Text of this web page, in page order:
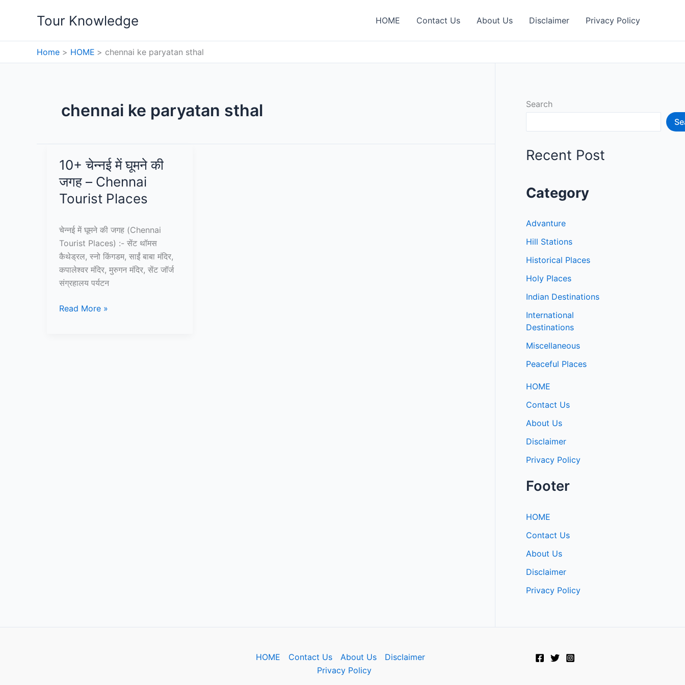
Tour Knowledge HOME Contact Us About Us Disclaimer Privacy Policy
Home HOME chennai ke paryatan sthal
chennai ke paryatan sthal
10+ चेन्नई में घूमने की
जगह – Chennai
Tourist Places
चेन्नई में घूमने की जगह (Chennai
Tourist Places) :- सेंट थॉमस
कैथेड्रल, स्नो किंगडम, साईं बाबा मंदिर,
कपालेश्वर मंदिर, मुरुगन मंदिर, सेंट जॉर्ज
संग्रहालय पर्यटन
10+
Read More »
Search
Recent Post
Category
Advanture
Hill Stations
Historical Places
Holy Places
Indian Destinations
International
Destinations
Miscellaneous
Peaceful Places
HOME
Contact Us
About Us
Disclaimer
Privacy Policy
Footer
HOME
Contact Us
About Us
Disclaimer
Privacy Policy
HOME Contact Us About Us
Disclaimer
Privacy Policy